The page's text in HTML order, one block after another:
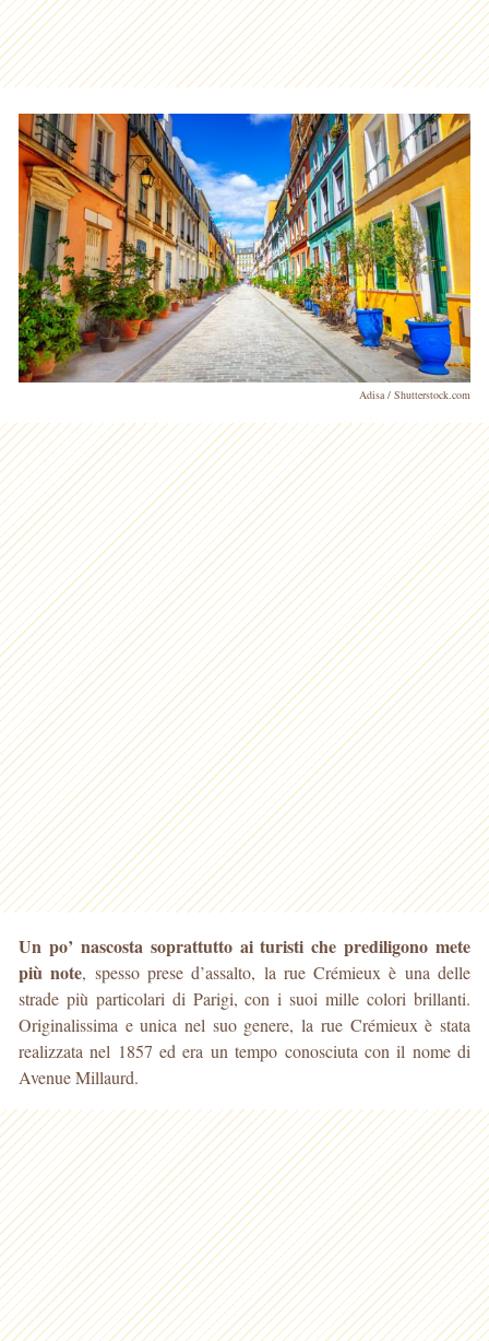
Adisa / Shutterstock.com
Un po’ nascosta soprattutto ai turisti che prediligono mete
più note, spesso prese d’assalto, la rue Crémieux è una delle
strade più particolari di Parigi, con i suoi mille colori brillanti.
Originalissima e unica nel suo genere, la rue Crémieux è stata
realizzata nel 1857 ed era un tempo conosciuta con il nome di
Avenue Millaurd.